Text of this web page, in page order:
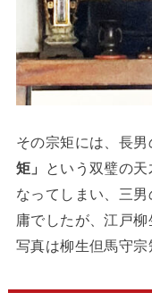
その宗矩には、長男
矩」
という双璧の
なってしまい、三男
庸でしたが、江戸
写真は柳生但馬守宗